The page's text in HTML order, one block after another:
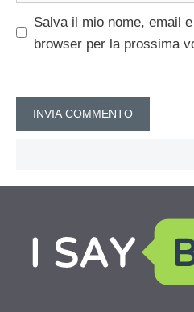
Salva il mio nome, email
browser per la prossima